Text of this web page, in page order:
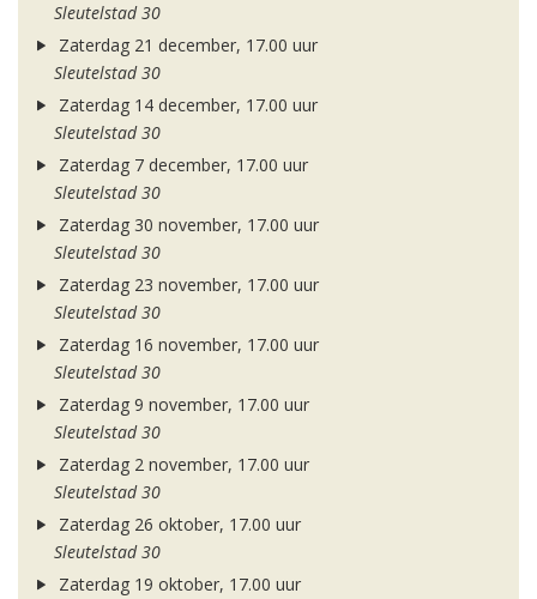
Sleutelstad 30
Zaterdag 21 december, 17.00 uur
Sleutelstad 30
Zaterdag 14 december, 17.00 uur
Sleutelstad 30
Zaterdag 7 december, 17.00 uur
Sleutelstad 30
Zaterdag 30 november, 17.00 uur
Sleutelstad 30
Zaterdag 23 november, 17.00 uur
Sleutelstad 30
Zaterdag 16 november, 17.00 uur
Sleutelstad 30
Zaterdag 9 november, 17.00 uur
Sleutelstad 30
Zaterdag 2 november, 17.00 uur
Sleutelstad 30
Zaterdag 26 oktober, 17.00 uur
Sleutelstad 30
Zaterdag 19 oktober, 17.00 uur